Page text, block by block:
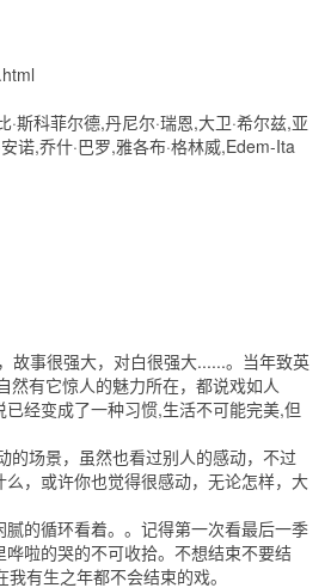
斯科菲尔德,丹尼尔·瑞恩,大卫·希尔兹,亚
诺,乔什·巴罗,雅各布·格林威,Edem-Ita
故事很强大，对白很强大......。当年致英
然有它惊人的魅力所在，都说戏如人
经变成了一种习惯,生活不可能完美,但
的场景，虽然也看过别人的感动，不过
，或许你也觉得很感动，无论怎样，大
的循环看着。。记得第一次看最后一季
啦的哭的不可收拾。不想结束不要结
有生之年都不会结束的戏。